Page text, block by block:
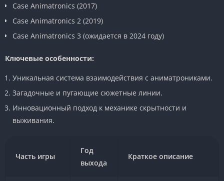
Case Animatronics (2017)
Case Animatronics 2 (2019)
Case Animatronics 3 (ожидается в 2024 году)
Ключевые особенности:
Уникальная система взаимодействия с аниматрониками.
Загадочные и пугающие сюжетные линии.
Инновационный подход к механике скрытности и
выживания.
Часть игры
Год
выхода
Краткое описание